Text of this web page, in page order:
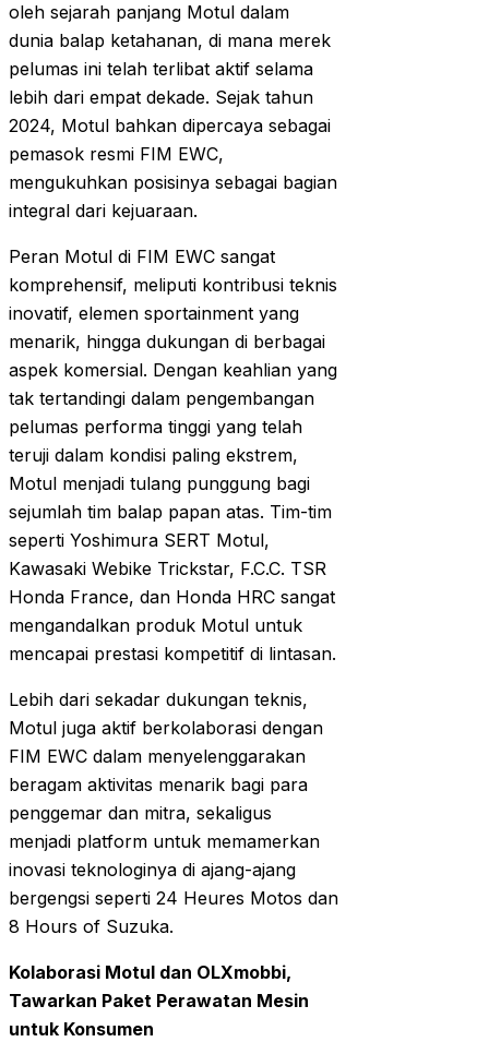
oleh sejarah panjang Motul dalam
dunia balap ketahanan, di mana merek
pelumas ini telah terlibat aktif selama
lebih dari empat dekade. Sejak tahun
2024, Motul bahkan dipercaya sebagai
pemasok resmi FIM EWC,
mengukuhkan posisinya sebagai bagian
integral dari kejuaraan.
Peran Motul di FIM EWC sangat
komprehensif, meliputi kontribusi teknis
inovatif, elemen sportainment yang
menarik, hingga dukungan di berbagai
aspek komersial. Dengan keahlian yang
tak tertandingi dalam pengembangan
pelumas performa tinggi yang telah
teruji dalam kondisi paling ekstrem,
Motul menjadi tulang punggung bagi
sejumlah tim balap papan atas. Tim-tim
seperti Yoshimura SERT Motul,
Kawasaki Webike Trickstar, F.C.C. TSR
Honda France, dan Honda HRC sangat
mengandalkan produk Motul untuk
mencapai prestasi kompetitif di lintasan.
Lebih dari sekadar dukungan teknis,
Motul juga aktif berkolaborasi dengan
FIM EWC dalam menyelenggarakan
beragam aktivitas menarik bagi para
penggemar dan mitra, sekaligus
menjadi platform untuk memamerkan
inovasi teknologinya di ajang-ajang
bergengsi seperti 24 Heures Motos dan
8 Hours of Suzuka.
Kolaborasi Motul dan OLXmobbi,
Tawarkan Paket Perawatan Mesin
untuk Konsumen